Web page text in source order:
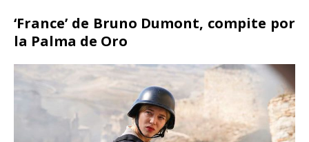
‘France’ de Bruno Dumont, compite por
la Palma de Oro